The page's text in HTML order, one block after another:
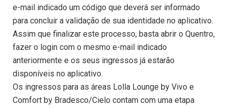
e-mail indicado um código que deverá ser informado
para concluir a validação de sua identidade no aplicativo.
Assim que finalizar este processo, basta abrir o Quentro,
fazer o login com o mesmo e-mail indicado
anteriormente e os seus ingressos já estarão
disponíveis no aplicativo.
Os ingressos para as áreas Lolla Lounge by Vivo e
Comfort by Bradesco/Cielo contam com uma etapa